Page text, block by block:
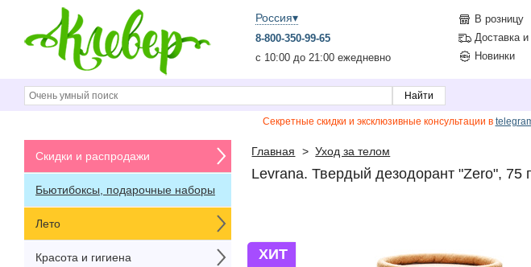
Россия▾
8-800-350-99-65
c 10:00 до 21:00 ежедневно
В розницу
Доставка
Новинки
Секретные скидки и эксклюзивные консультации в
Скидки и распродажи
Бьютибоксы, подарочные наборы
Лето
Красота и гигиена
Главная > Уход за телом
Levrana. Твердый дезодорант "Zero", 75 г
ХИТ